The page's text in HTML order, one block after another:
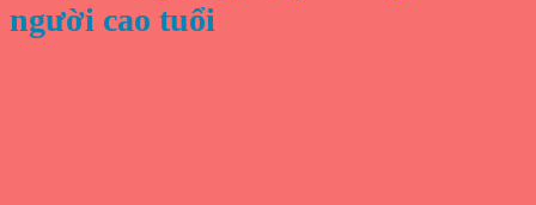
người cao tuổi